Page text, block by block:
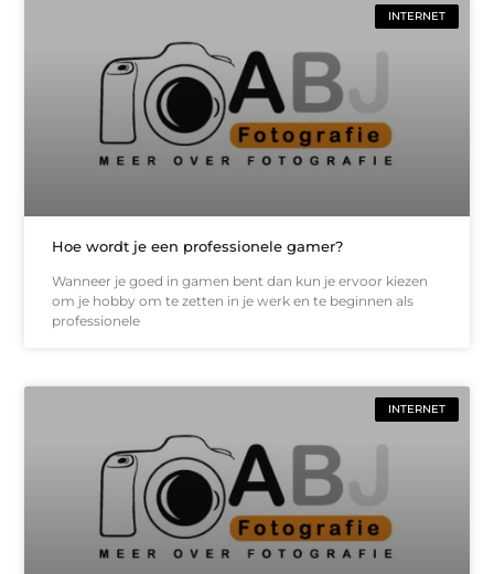
INTERNET
Hoe wordt je een professionele gamer?
Wanneer je goed in gamen bent dan kun je ervoor kiezen
om je hobby om te zetten in je werk en te beginnen als
professionele
INTERNET